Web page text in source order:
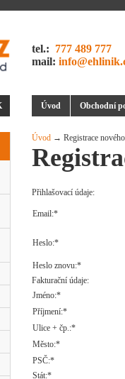
tel.: 777 489 777
mail:
Úvod Obchodní
Úvod → Registrace
Přihlašovací údaje:
Email:*
Heslo:*
Heslo znovu:*
Fakturační údaje:
Jméno:*
Příjmení:*
Ulice + čp.:*
Město:*
PSČ:*
Stát:*